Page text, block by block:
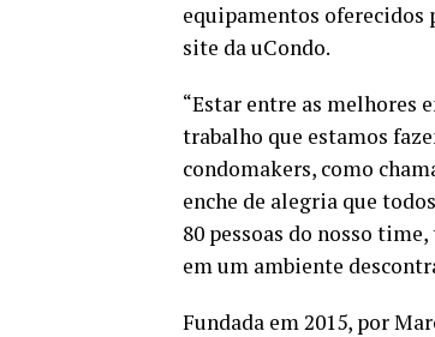
equipamentos oferecidos
site da uCondo.
“Estar entre as melhores
trabalho que estamos
condomakers, como
enche de alegria que
80 pessoas do nosso
em um ambiente
Fundada em 2015, por